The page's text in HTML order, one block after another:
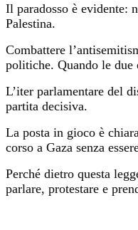
Il paradosso è evidente:
Palestina.
Combattere
politiche. Quando le due
L’iter parlamentare del
partita decisiva.
La posta in gioco è
corso a Gaza senza
Perché dietro questa
parlare, protestare e